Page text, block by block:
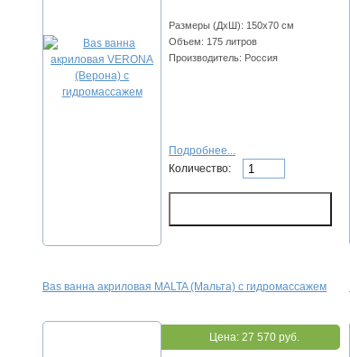
Размеры (ДхШ): 150х70 см
Объем: 175 литров
Производитель: Россия
Подробнее...
Количество:
Bas ванна акриловая MALTA (Мальта) с гидромассажем
Цена: 27 570 руб.